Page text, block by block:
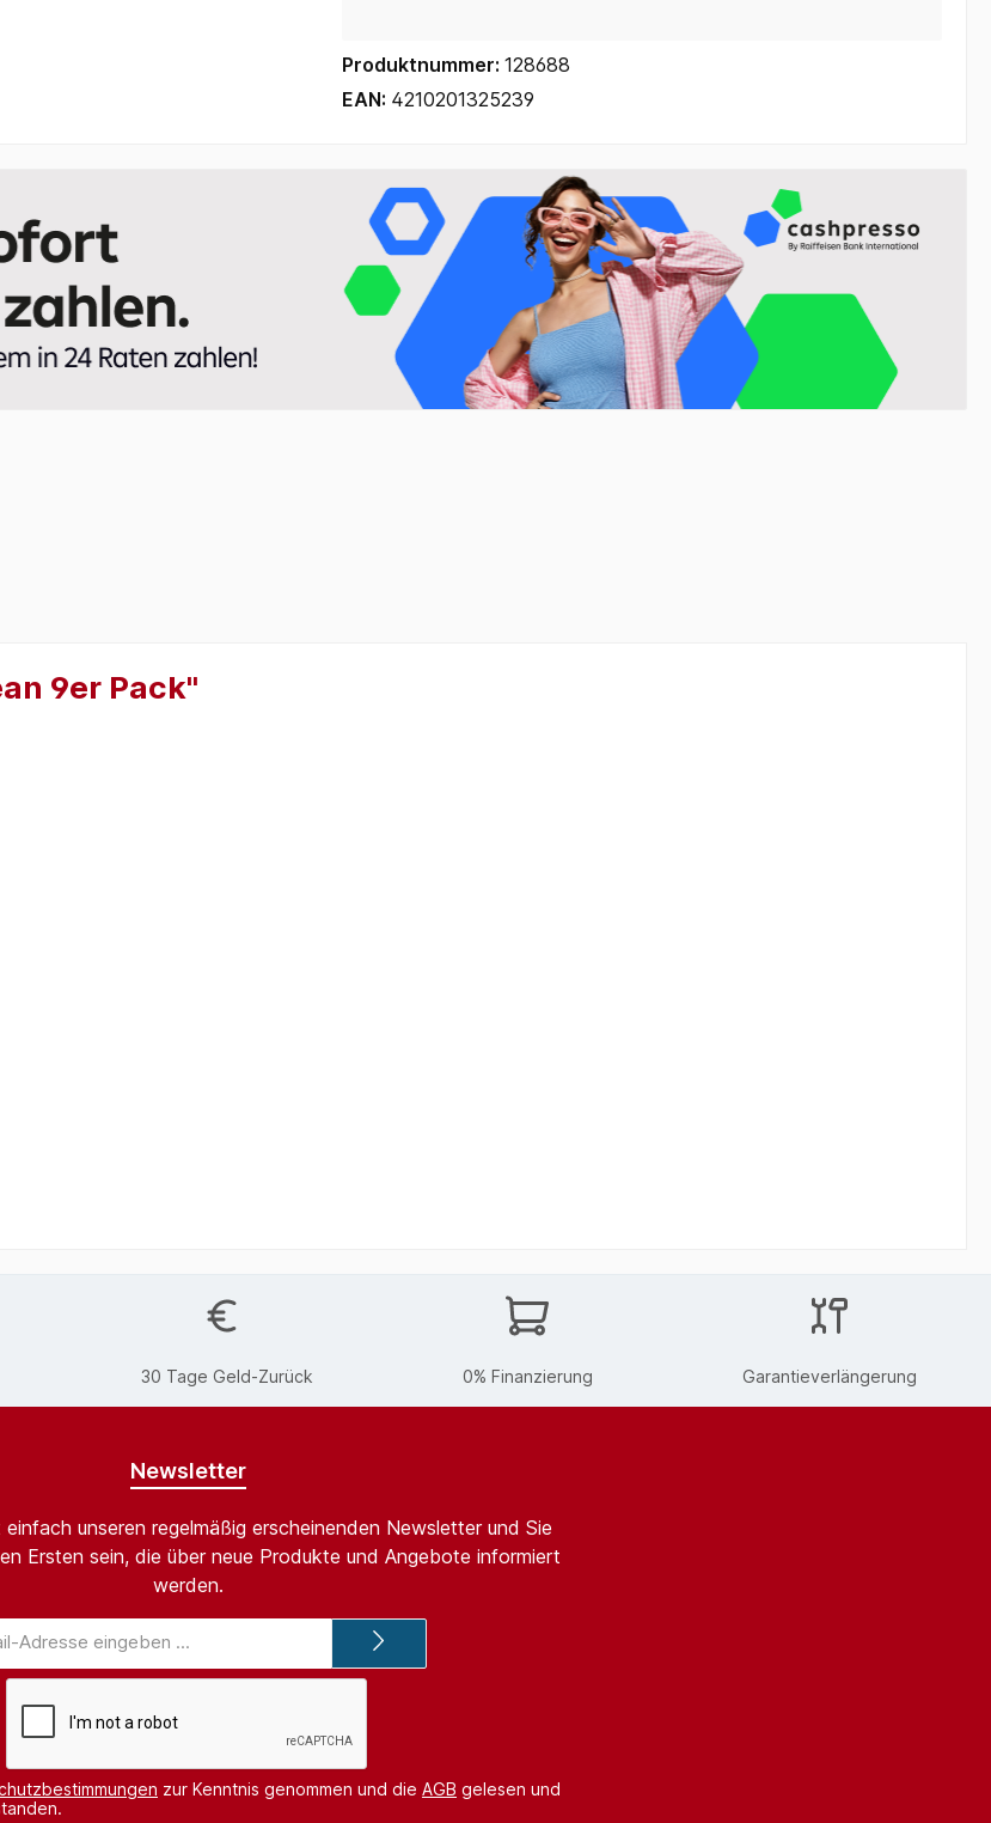
Produktnummer: 128688
EAN: 4210201325239
9er Pack"
30 Tage Geld-Zurück 0% Finanzierung Garantieverlängerung
Newsletter
unseren regelmäßig erscheinenden Newsletter und Sie
Ersten sein, die über neue Produkte und Angebote informiert
werden.
Mail-
Adresse*
zur Kenntnis genommen und die AGB gelesen und